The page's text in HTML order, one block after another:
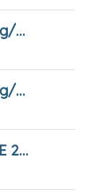
DICLOKERN 11,6 Mg/g GEL , 1 Tubo De 100 G
DICLOKERN 11,6 Mg/g GEL , 1 Tubo De 60 G
DICLOKERN FORTE 23,2 Mg/g Gel, Tubo De 100 G